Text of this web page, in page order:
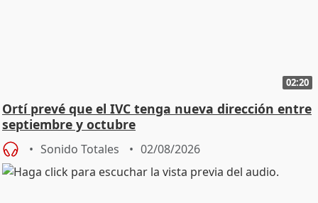
02:20
Ortí prevé que el IVC tenga nueva dirección entre
septiembre y octubre
Sonido Totales 02/08/2026